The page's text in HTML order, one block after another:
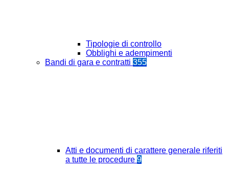
Tipologie di controllo
Obblighi e adempimenti
Bandi di gara e contratti 355
Atti e documenti di carattere generale riferiti
a tutte le procedure 9